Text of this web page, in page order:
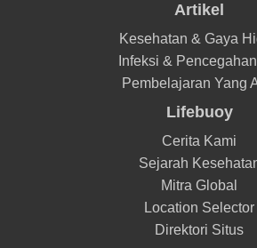
Artikel
Kesehatan & Gaya
Infeksi &
Pembelajaran Yang
Lifebuoy
Cerita Kami
Sejarah
Mitra Global
Location Selector
Direktori Situs